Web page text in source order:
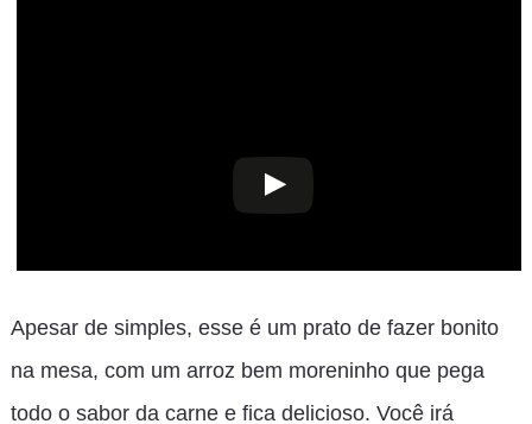
Apesar de simples, esse é um prato de fazer bonito
na mesa, com um arroz bem moreninho que pega
todo o sabor da carne e fica delicioso. Você irá